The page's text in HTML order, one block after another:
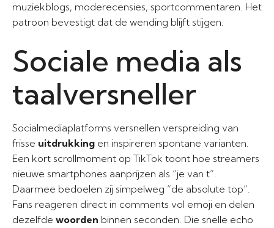
muziekblogs, moderecensies, sportcommentaren. Het
patroon bevestigt dat de wending blijft stijgen.
Sociale media als
taalversneller
Socialmediaplatforms versnellen verspreiding van
frisse uitdrukking en inspireren spontane varianten.
Een kort scrollmoment op TikTok toont hoe streamers
nieuwe smartphones aanprijzen als “je van t”.
Daarmee bedoelen zij simpelweg “de absolute top”.
Fans reageren direct in comments vol emoji en delen
dezelfde woorden binnen seconden. Die snelle echo